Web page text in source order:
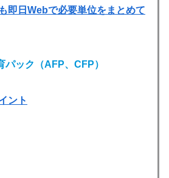
即日Webで必要単位をまとめて
パック （AFP、CFP）
ント